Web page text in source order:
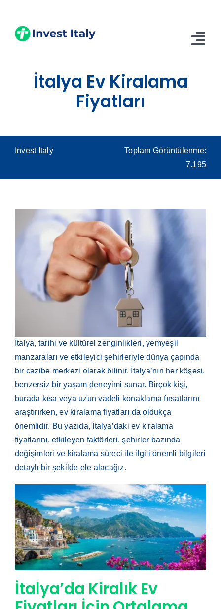
content
Anasayfa
Blog
İtalya Ev Kiralama
Fiyatları
Invest Italy
Toplam Görüntülenme:
7.195
İtalya, tarihi ve kültürel zenginlikleri, yemyeşil
manzaraları ve etkileyici şehirleriyle dünya çapında
bir cazibe merkezi olarak bilinir. İtalya’nın her köşesi,
benzersiz bir yaşam deneyimi sunar. Birçok kişi,
burada kısa veya uzun vadeli konaklama fırsatlarını
araştırırken, ev kiralama fiyatları da oldukça
önemlidir. Bu yazıda, İtalya’daki ev kiralama
fiyatlarını, etkileyen faktörleri, şehirler bazında
değişimleri ve kiralama süreci ile ilgili önemli bilgileri
detaylı bir şekilde ele alacağız.
İtalya’da Kiralık Ev